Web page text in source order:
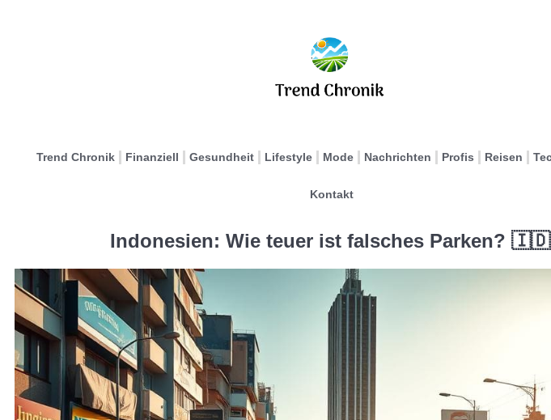
Trend Chronik Finanziell Gesundheit Lifestyle Mode Nachrichten Profis Reisen
Kontakt
Indonesien: Wie teuer ist falsches Parken? 🇮🇩